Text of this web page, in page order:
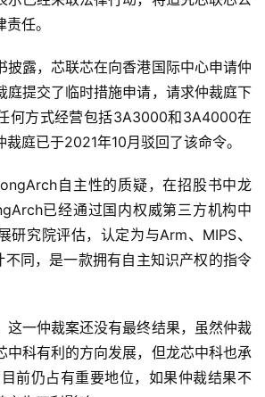
任。
披露，芯联芯在向香港国际中心申请仲
庭提交了临时措施申请，请求仲裁庭下
何方式经营包括3A3000和3A4000在
庭已于2021年10月驳回了该命令。
自主性的质疑，在招股书中龙
已经通过国内权威第三方机构中
研究院评估，认定为与Arm、MIPS、
同，是一款拥有自主知识产权的指令
这一仲裁案还没有最终结果，虽然仲裁
中科有利的方向发展，但龙芯中科也承
前仍占有重要地位，如果仲裁结果不